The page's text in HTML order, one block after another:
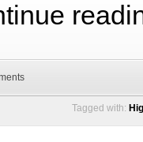
Tagged with: